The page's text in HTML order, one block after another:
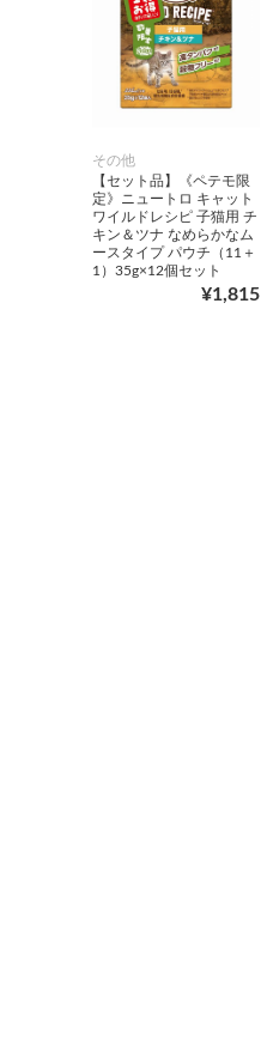
その他
【セット品】《ペテモ限
定》ニュートロ キャット
ワイルドレシピ 子猫用 チ
キン＆ツナ なめらかなム
ースタイプ パウチ（11＋
1）35g×12個セット
¥1,815